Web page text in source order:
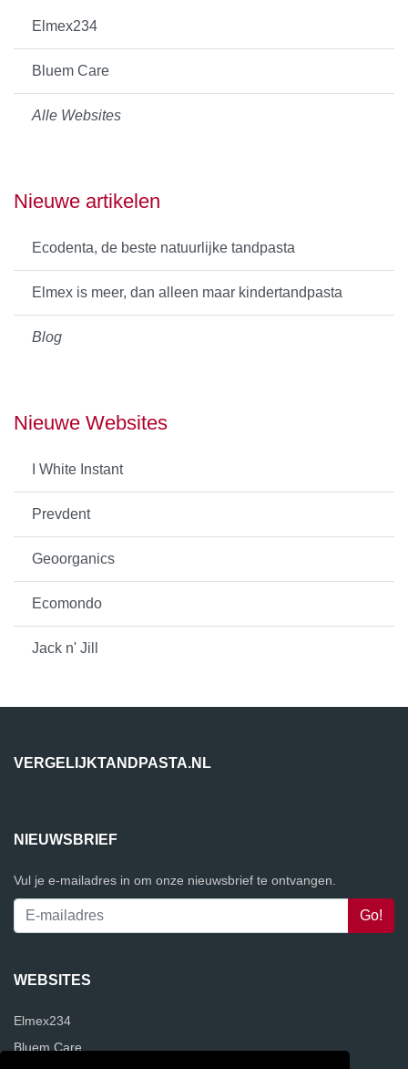
Elmex234
Bluem Care
Alle Websites
Nieuwe artikelen
Ecodenta, de beste natuurlijke tandpasta
Elmex is meer, dan alleen maar kindertandpasta
Blog
Nieuwe Websites
I White Instant
Prevdent
Geoorganics
Ecomondo
Jack n' Jill
VERGELIJKTANDPASTA.NL
NIEUWSBRIEF
Vul je e-mailadres in om onze nieuwsbrief te ontvangen.
WEBSITES
Elmex234
Bluem Care